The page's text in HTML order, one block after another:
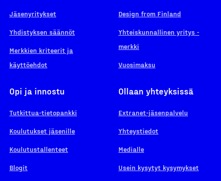
Jäsenyritykset
Yhdistyksen säännöt
Merkkien kriteerit ja
käyttöehdot
Design from Finland
Yhteiskunnallinen yritys -
merkki
Vuosimaksu
Opi ja innostu
Tutkittua-tietopankki
Koulutukset jäsenille
Koulutustallenteet
Blogit
Ollaan yhteyksissä
Extranet-jäsenpalvelu
Yhteystiedot
Medialle
Usein kysytyt kysymykset